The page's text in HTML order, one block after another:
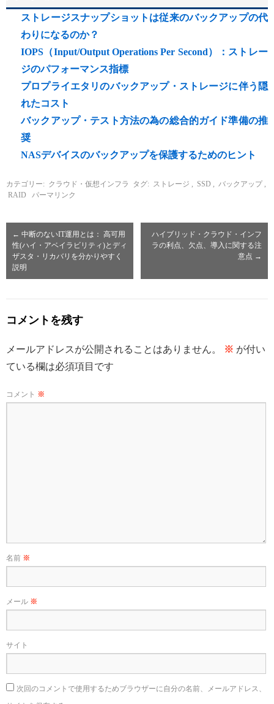
ストレージスナップショットは従来のバックアップの代
わりになるのか？
IOPS（Input/Output Operations Per Second）：ストレー
ジのパフォーマンス指標
プロプライエタリのバックアップ・ストレージに伴う隠
れたコスト
バックアップ・テスト方法の為の総合的ガイド準備の推
奨
NASデバイスのバックアップを保護するためのヒント
カテゴリー: クラウド・仮想インフラ タグ: ストレージ , SSD , バックアップ ,
RAID
パーマリンク
← 中断のないIT運用とは： 高可用
性(ハイ・アベイラビリティ)とディ
ザスタ・リカバリを分かりやすく
説明
ハイブリッド・クラウド・インフ
ラの利点、欠点、導入に関する注
意点 →
コメントを残す
メールアドレスが公開されることはありません。 ※ が付い
ている欄は必須項目です
コメント ※
名前 ※
メール ※
サイト
次回のコメントで使用するためブラウザーに自分の名前、メールアドレス、